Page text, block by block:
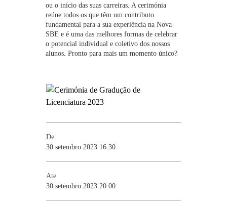
ou o início das suas carreiras. A cerimónia
reúne todos os que têm um contributo
fundamental para a sua experiência na Nova
SBE e é uma das melhores formas de celebrar
o potencial individual e coletivo dos nossos
alunos. Pronto para mais um momento único?
De
30 setembro 2023 16:30
Ate
30 setembro 2023 20:00